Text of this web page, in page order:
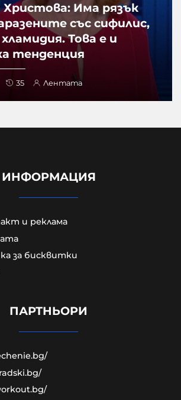
Има рязък
със сифилис,
Това е и
тенденция
35 Лентата
на бойната ни
и саботажи
ИНФОРМАЦИЯ
и реклама
за бисквитки
ПАРТНЬОРИ